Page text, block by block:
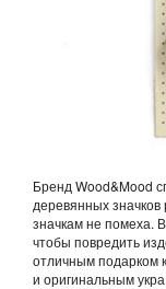
Бренд Wood&Mood
деревянных
значкам не помеха.
чтобы повредить
отличным подарком
и оригинальным